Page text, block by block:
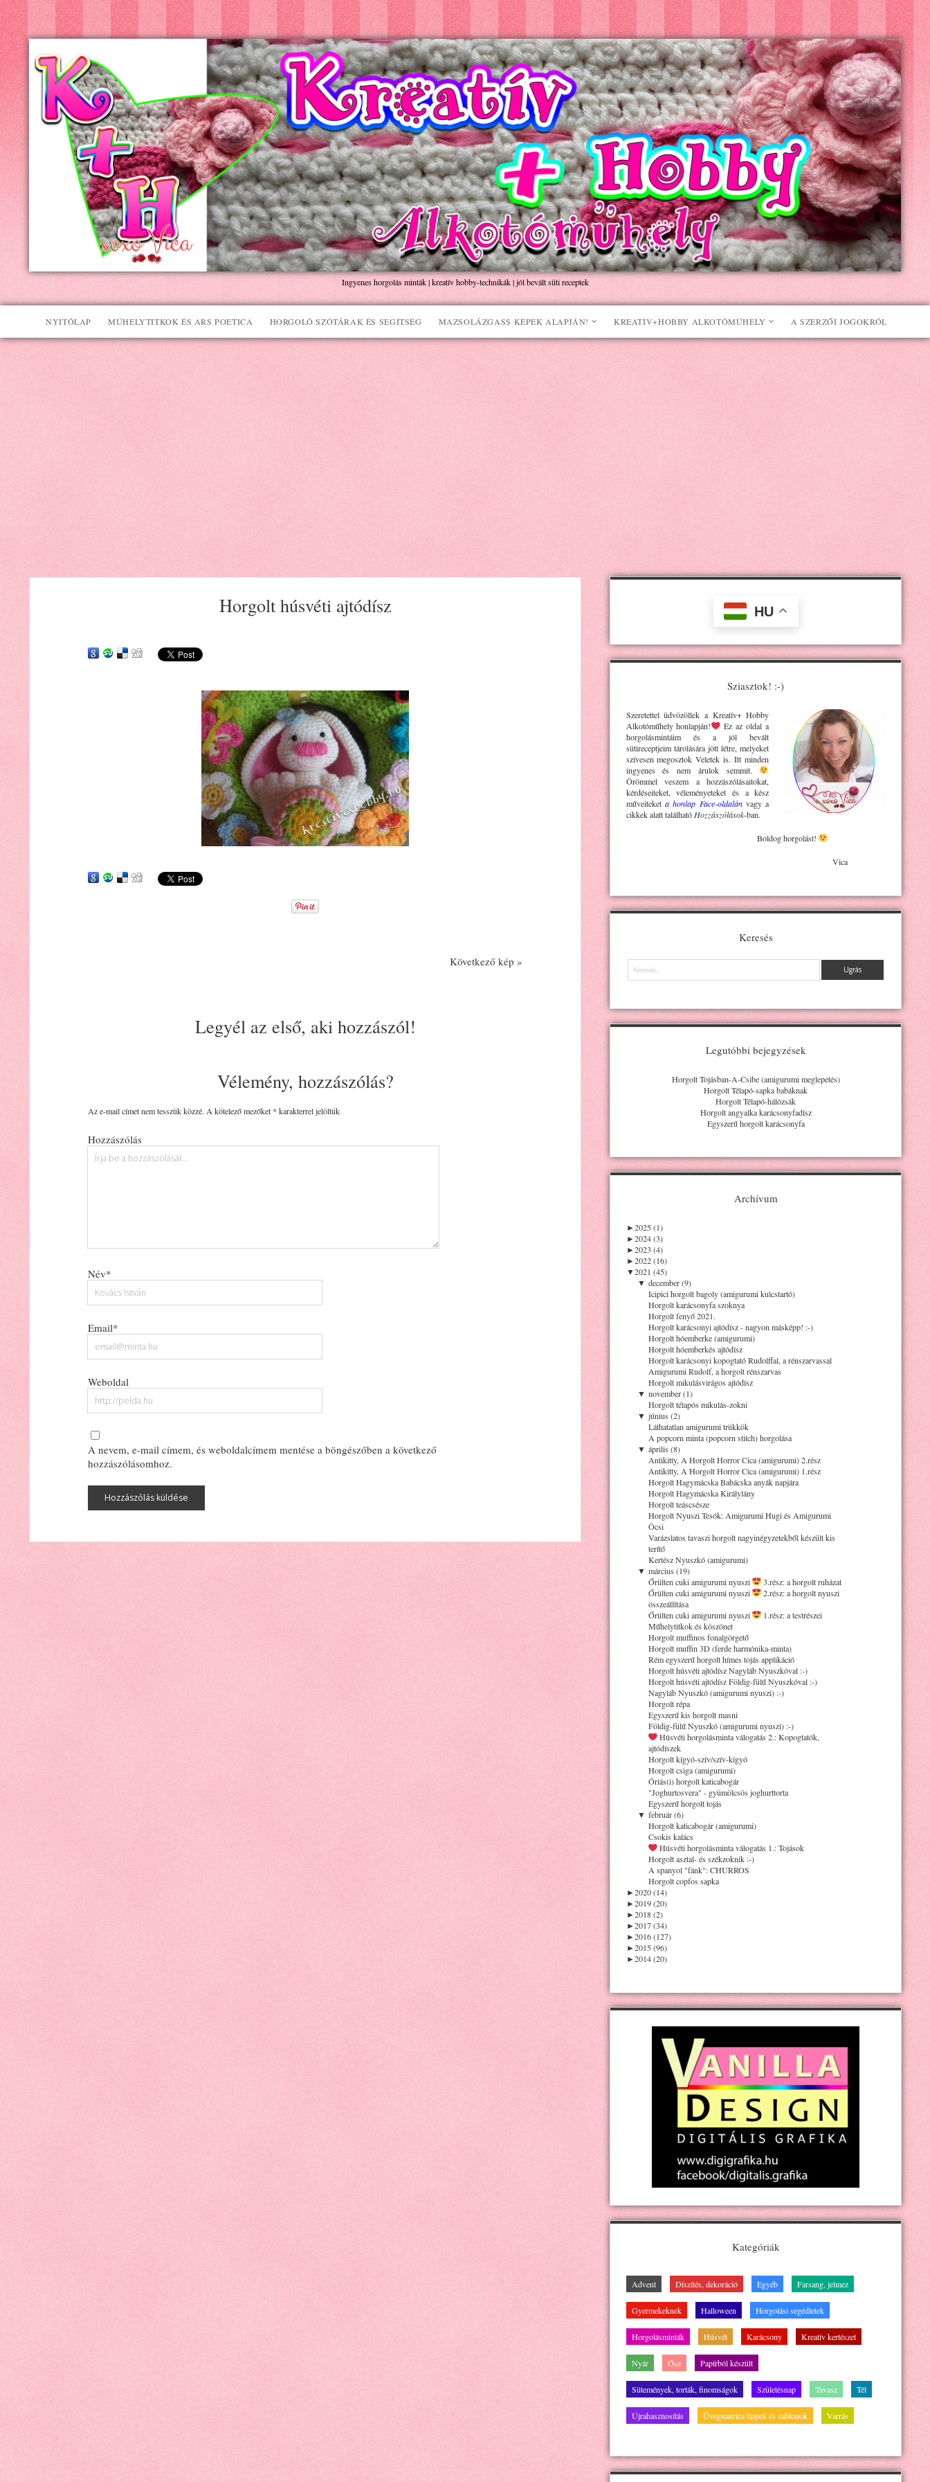
Kreatív+Hobby
Alkotóműhely
Ingyenes horgolás minták | kreatív hobby-technikák | jól bevált süti receptek
NYITÓLAP MŰHELYTITKOK ÉS ARS POETICA HORGOLÓ SZÓTÁRAK ÉS SEGÍTSÉG MAZSOLÁZGASS KÉPEK ALAPJÁN! KREATÍV+HOBBY ALKOTÓMŰHELY A SZERZŐI JOGOKRÓL
Horgolt húsvéti ajtódísz
Következő kép »
Legyél az első, aki hozzászól!
Vélemény, hozzászólás?
Az e-mail címet nem tesszük közzé. A kötelező mezőket * karakterrel jelöltük
Hozzászólás
Név*
Email*
Weboldal
A nevem, e-mail címem, és weboldalcímem mentése a böngészőben a következő
hozzászólásomhoz.
HU
Sziasztok! :-)
Szeretettel üdvözöllek a Kreatív+ Hobby
Alkotóműhelyhonlapján!
Ez az oldal a
horgolásmintáim és a jól bevált
sütireceptjeim tárolására jött létre, melyeket
szívesen megosztok Veletek is. Itt minden
ingyenes és nem árulok semmit.
Örömmel veszem a hozzászólásaitokat,
kérdéseiteket, véleményeteket és a kész
műveiteket a honlap Face-oldalánvagy a
cikkek alatt található Hozzászólások-ban.
Boldog horgolást!
Vica
Keresés
Keresés
Legutóbbi bejegyzések
Horgolt Tojásban-A-Csibe (amigurumi meglepetés)
Horgolt Télapó-sapka babáknak
Horgolt Télapó-hálózsák
Horgolt angyalka karácsonyfadísz
Egyszerű horgolt karácsonyfa
Archívum
►2025 (1)
►2024 (3)
►2023 (4)
►2022 (16)
▼2021 (45)
▼ december (9)
Icipici horgolt bagoly (amigurumi kulcstartó)
Horgolt karácsonyfa szoknya
Horgolt fenyő 2021.
Horgolt karácsonyi ajtódísz - nagyon másképp! :-)
Horgolt hóemberke (amigurumi)
Horgolt hóemberkés ajtódísz
Horgolt karácsonyi kopogtató Rudolffal, a rénszarvassal
Amigurumi Rudolf, a horgolt rénszarvas
Horgolt mikulásvirágos ajtódísz
▼ november (1)
Horgolt télapós mikulás-zokni
▼ június (2)
Láthatatlan amigurumi trükkök
A popcorn minta (popcorn stitch) horgolása
▼ április (8)
Antikitty, A Horgolt Horror Cica (amigurumi) 2.rész
Antikitty, A Horgolt Horror Cica (amigurumi) 1.rész
Horgolt Hagymácska Babácska anyák napjára
Horgolt Hagymácska Királylány
Horgolt teáscsésze
Horgolt Nyuszi Tesók: Amigurumi Hugi és Amigurumi
Öcsi
Varázslatos tavaszi horgolt nagyinégyzetekből készült kis
terítő
Kertész Nyuszkó (amigurumi)
▼ március (19)
Őrülten cuki amigurumi nyuszi
3.rész: a horgolt ruházat
Őrülten cuki amigurumi nyuszi
2.rész: a horgolt nyuszi
összeállítása
Őrülten cuki amigurumi nyuszi
1.rész: a testrészei
Műhelytitkok és köszönet
Horgolt muffinos fonalgörgető
Horgolt muffin 3D (ferde harmónika-minta)
Rém egyszerű horgolt hímes tojás applikáció
Horgolt húsvéti ajtódísz Nagyláb Nyuszkóval :-)
Horgolt húsvéti ajtódísz Földig-fülű Nyuszkóval :-)
Nagyláb Nyuszkó (amigurumi nyuszi) :-)
Horgolt répa
Egyszerű kis horgolt masni
Földig-fülű Nyuszkó (amigurumi nyuszi) :-)
Húsvéti horgolásminta válogatás 2.: Kopogtatók,
ajtódíszek
Horgolt kígyó-szív/szív-kígyó
Horgolt csiga (amigurumi)
Óriás(i) horgolt katicabogár
"Joghurtosvera" - gyümölcsös joghurttorta
Egyszerű horgolt tojás
▼ február (6)
Horgolt katicabogár (amigurumi)
Csokis kalács
Húsvéti horgolásminta válogatás 1.: Tojások
Horgolt asztal- és székzoknik :-)
A spanyol "fánk": CHURROS
Horgolt copfos sapka
►2020 (14)
►2019 (20)
►2018 (2)
►2017 (34)
►2016 (127)
►2015 (96)
►2014 (20)
Kategóriák
Advent Díszítés, dekoráció Egyéb Farsang, jelmez
Gyermekeknek Halloween Horgolási segédletek
Horgolásminták Húsvét Karácsony Kreatív kertészet
Nyár Ősz Papírból készült
Sütemények, torták, finomságok Születésnap Tavasz Tél
Újrahasznosítás Üvegmatrica tippek és sablonok Varrás